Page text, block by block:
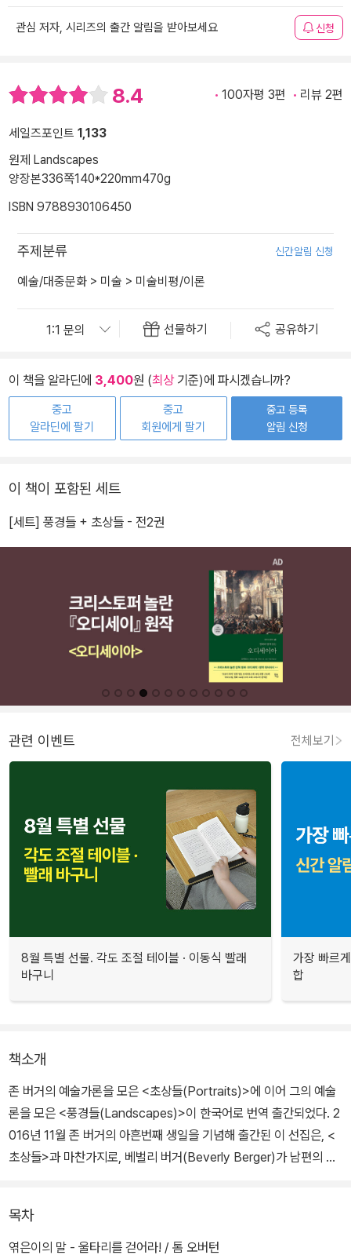
관심 저자, 시리즈의 출간 알림을 받아보세요 신청
8.4 100자평 3편 리뷰 2편
세일즈포인트 1,133
원제 Landscapes
양장본336쪽140*220mm470g
ISBN 9788930106450
주제분류 신간알림 신청
예술/대중문화 > 미술 > 미술비평/이론
선물하기 공유하기
이 책을 알라딘에 3,400원 (최상기준)에 파시겠습니까?
중고
알라딘에 팔기
중고
회원에게 팔기
중고 등록
알림 신청
이 책이 포함된 세트
[세트] 풍경들 + 초상들 - 전2권
관련 이벤트 전체보기
8월 특별 선물. 각도 조절 테이블 · 이동식 빨래
바구니
가장 빠르
합
책소개
존 버거의 예술가론을 모은 <초상들(Portraits)>에 이어 그의 예술
론을 모은 <풍경들(Landscapes)>이 한국어로 번역 출간되었다. 2
016년 11월 존 버거의 아흔번째 생일을 기념해 출간된 이 선집은, <
초상들>과 마찬가지로, 베벌리 버거(Beverly Berger)가 남편의 원
이 아카이브를 런던 킹스대학 연구원이던 톰 오버턴(Tom Overto
n)이 2010년에서 2013년까지 읽고 분류하면서 이 두 책이 차례로
목차
엮은이의 말 - 울타리를 걷어라! / 톰 오버턴